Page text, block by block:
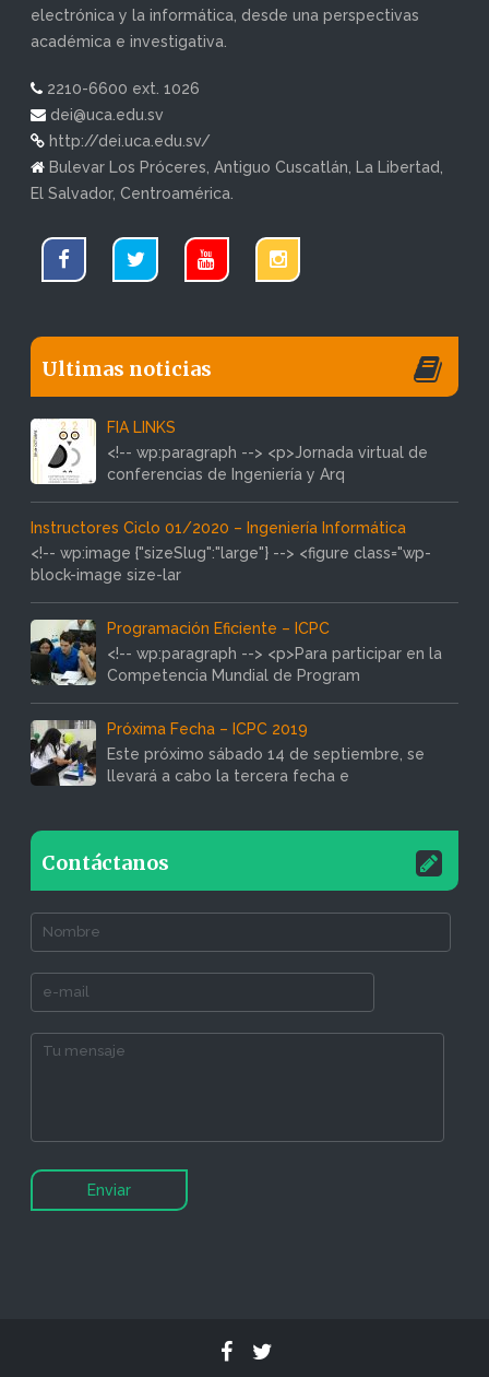
electrónica y la informática, desde una perspectivas
académica e investigativa.
2210-6600 ext. 1026
dei@uca.edu.sv
http://dei.uca.edu.sv/
Bulevar Los Próceres, Antiguo Cuscatlán, La Libertad,
El Salvador, Centroamérica.
Ultimas noticias
FIA LINKS
<!-- wp:paragraph --> <p>Jornada virtual de
conferencias de Ingeniería y Arq
Instructores Ciclo 01/2020 – Ingeniería Informática
<!-- wp:image {"sizeSlug":"large"} --> <figure class="wp-
block-image size-lar
Programación Eficiente – ICPC
<!-- wp:paragraph --> <p>Para participar en la
Competencia Mundial de Program
Próxima Fecha – ICPC 2019
Este próximo sábado 14 de septiembre, se
llevará a cabo la tercera fecha e
Contáctanos